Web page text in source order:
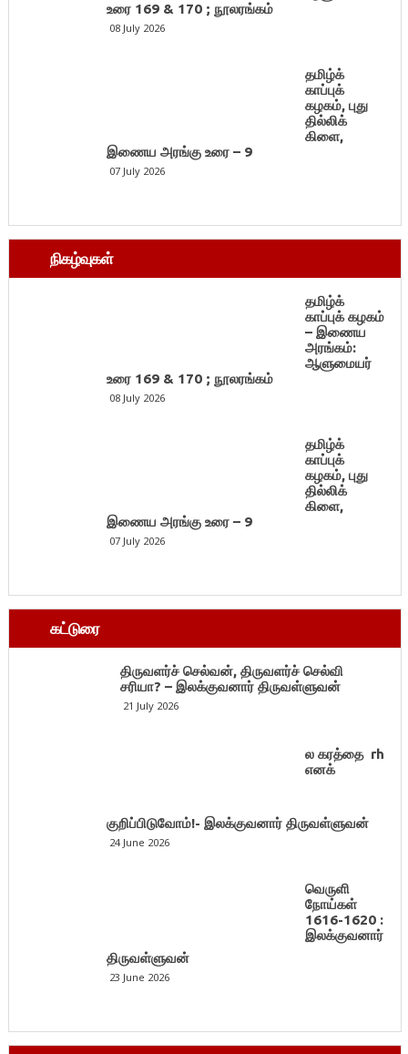
உரை 169 & 170 ; நூலரங்கம்
08 July 2026
தமிழ்க்
காப்புக்
கழகம், புது
தில்லிக்
கிளை,
இணைய அரங்கு உரை – 9
07 July 2026
நிகழ்வுகள்
தமிழ்க்
காப்புக் கழகம்
– இணைய
அரங்கம்:
ஆளுமையர்
உரை 169 & 170 ; நூலரங்கம்
08 July 2026
தமிழ்க்
காப்புக்
கழகம், புது
தில்லிக்
கிளை,
இணைய அரங்கு உரை – 9
07 July 2026
கட்டுரை
திருவளர்ச் செல்வன், திருவளர்ச் செல்வி
சரியா? – இலக்குவனார் திருவள்ளுவன்
21 July 2026
ல கரத்தை rh
எனக்
குறிப்பிடுவோம்!- இலக்குவனார் திருவள்ளுவன்
24 June 2026
வெருளி
நோய்கள்
1616-1620 :
இலக்குவனார்
திருவள்ளுவன்
23 June 2026